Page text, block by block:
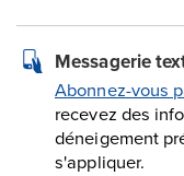
Messagerie
Abonnez-vous
recevez des
déneigement
s'appliquer.